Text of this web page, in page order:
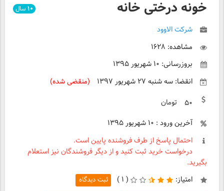
خونه درختی خانه
شرکت الاوود
مشاهده: ۱۶۲۸
بروزرسانی: ۱۰ شهریور ۱۳۹۵
انقضا: سه شنبه ۲۷ شهریور ۱۳۹۷
(منقضی شده)
۵۰
تومان
آخرین ورود : ۱۰ شهریور ۱۳۹۵
احتمال پاسخ از طرف فروشنده پایین است.
درخواست خرید ثبت کنید و از دیگر فروشندگان نیز استعلام
بگیرید.
امتیاز:
( ۱ ) ثبت دیدگاه
۱۰ سال